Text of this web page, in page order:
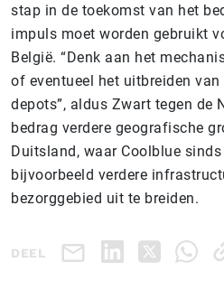
stap in de toekomst van het
impuls moet worden gebruikt
België. “Denk aan het
of eventueel het uitbreiden
depots”, aldus Zwart tegen de
bedrag verdere geografische
Duitsland, waar Coolblue
bijvoorbeeld verdere
bezorggebied uit te breiden.
DEEL